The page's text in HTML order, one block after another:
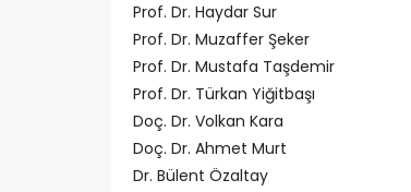
Prof. Dr. Haydar Sur
Prof. Dr. Muzaffer Şeker
Prof. Dr. Mustafa Taşdemir
Prof. Dr. Türkan Yiğitbaşı
Doç. Dr. Volkan Kara
Doç. Dr. Ahmet Murt
Dr. Bülent Özaltay